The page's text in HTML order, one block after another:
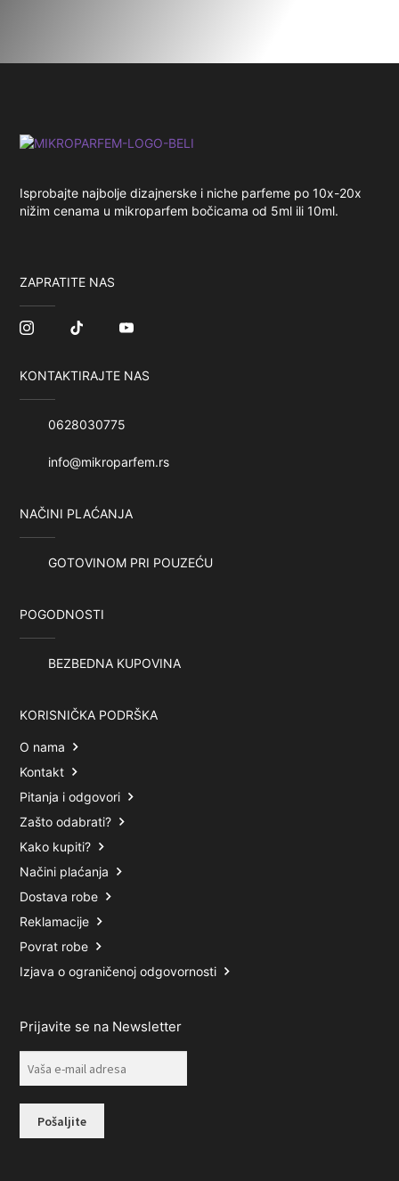
Isprobajte najbolje dizajnerske i niche parfeme po 10x-20x
nižim cenama u mikroparfem bočicama od 5ml ili 10ml.
ZAPRATITE NAS
KONTAKTIRAJTE NAS
0628030775
info@mikroparfem.rs
NAČINI PLAĆANJA
GOTOVINOM PRI POUZEĆU
POGODNOSTI
BEZBEDNA KUPOVINA
KORISNIČKA PODRŠKA
O nama
Kontakt
Pitanja i odgovori
Zašto odabrati?
Kako kupiti?
Načini plaćanja
Dostava robe
Reklamacije
Povrat robe
Izjava o ograničenoj odgovornosti
Prijavite se na Newsletter